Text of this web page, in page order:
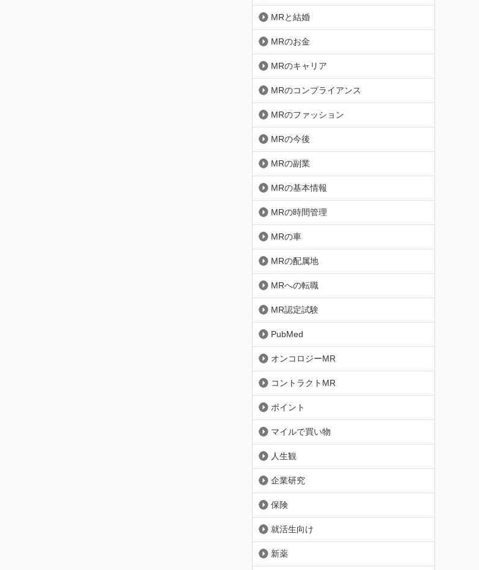
MRと結婚
MRのお金
MRのキャリア
MRのコンプライアンス
MRのファッション
MRの今後
MRの副業
MRの基本情報
MRの時間管理
MRの車
MRの配属地
MRへの転職
MR認定試験
PubMed
オンコロジーMR
コントラクトMR
ポイント
マイルで買い物
人生観
企業研究
保険
就活生向け
新薬